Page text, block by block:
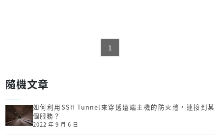
1
隨機文章
如何利用SSH Tunnel來穿透遠端主機的防火牆，連接到某
個服務？
2022 年 9 月 6 日